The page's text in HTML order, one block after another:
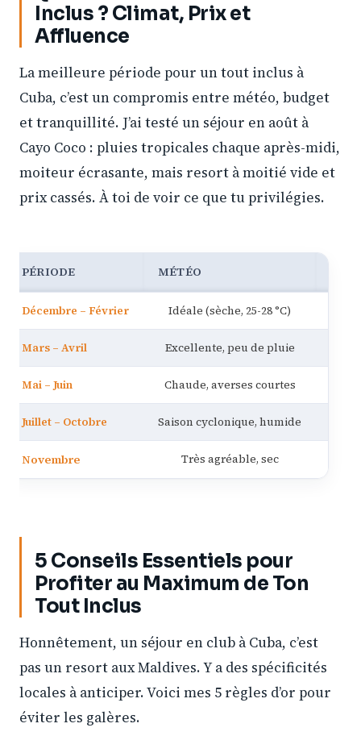
Inclus ? Climat, Prix et
Affluence
La meilleure période pour un tout inclus à
Cuba, c’est un compromis entre météo, budget
et tranquillité. J’ai testé un séjour en août à
Cayo Coco : pluies tropicales chaque après-midi,
moiteur écrasante, mais resort à moitié vide et
prix cassés. À toi de voir ce que tu privilégies.
PÉRIODE MÉTÉO
Décembre – Février Idéale (sèche, 25-28 °C)
Mars – Avril Excellente, peu de pluie
Mai – Juin Chaude, averses courtes
Juillet – Octobre Saison cyclonique, humide
Novembre Très agréable, sec
5 Conseils Essentiels pour
Profiter au Maximum de Ton
Tout Inclus
Honnêtement, un séjour en club à Cuba, c’est
pas un resort aux Maldives. Y a des spécificités
locales à anticiper. Voici mes 5 règles d’or pour
éviter les galères.